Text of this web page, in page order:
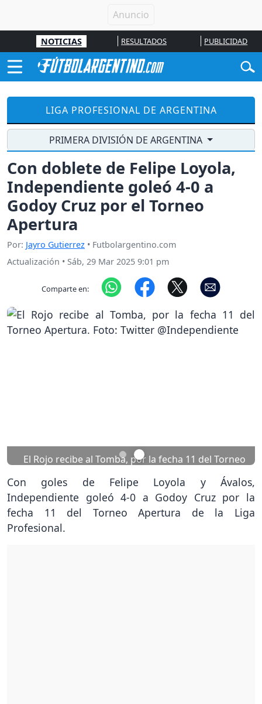
NOTICIAS RESULTADOS PUBLICIDAD
LIGA PROFESIONAL DE ARGENTINA
PRIMERA DIVISIÓN DE ARGENTINA
Con doblete de Felipe Loyola,
Independiente goleó 4-0 a
Godoy Cruz por el Torneo
Apertura
Por: Jayro Gutierrez • Futbolargentino.com
Actualización • Sáb, 29 Mar 2025 9:01 pm
Comparte en:
El Rojo recibe al Tomba, por la fecha 11 del Torneo
Apertura. Foto: Twitter @Independiente
Con goles de Felipe Loyola y Ávalos,
Independiente goleó 4-0 a Godoy Cruz por la
fecha 11 del Torneo Apertura de la Liga
Profesional.